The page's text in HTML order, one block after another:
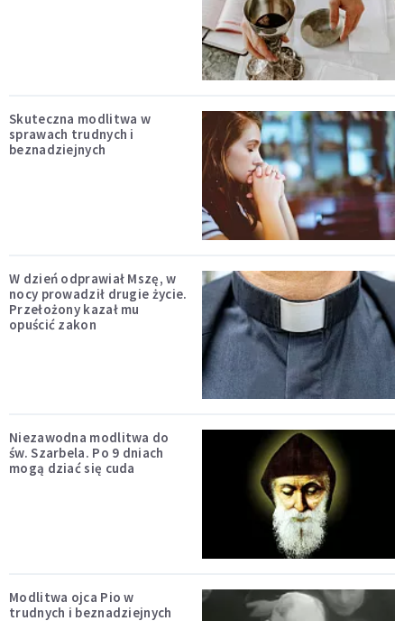
Skuteczna modlitwa w
sprawach trudnych i
beznadziejnych
W dzień odprawiał Mszę, w
nocy prowadził drugie życie.
Przełożony kazał mu
opuścić zakon
Niezawodna modlitwa do
św. Szarbela. Po 9 dniach
mogą dziać się cuda
Modlitwa ojca Pio w
trudnych i beznadziejnych